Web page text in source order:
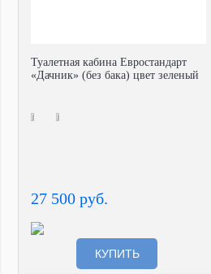
Туалетная кабина Евростандарт
«Дачник» (без бака) цвет зеленый
27 500 руб.
КУПИТЬ